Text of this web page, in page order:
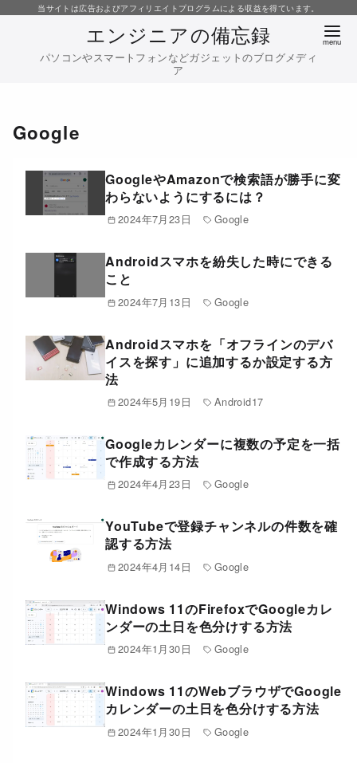
当サイトは広告およびアフィリエイトプログラムによる収益を得ています。
エンジニアの備忘録
パソコンやスマートフォンなどガジェットのブログメディ
ア
Google
GoogleやAmazonで検索語が勝手に変
わらないようにするには？
2024年7月23日 Google
Androidスマホを紛失した時にできる
こと
2024年7月13日 Google
Androidスマホを「オフラインのデバ
イスを探す」に追加するか設定する方
法
2024年5月19日 Android17
Googleカレンダーに複数の予定を一括
で作成する方法
2024年4月23日 Google
YouTubeで登録チャンネルの件数を確
認する方法
2024年4月14日 Google
Windows 11のFirefoxでGoogleカレ
ンダーの土日を色分けする方法
2024年1月30日 Google
Windows 11のWebブラウザでGoogle
カレンダーの土日を色分けする方法
2024年1月30日 Google